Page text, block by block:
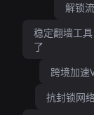
解锁
稳定翻墙工
了
跨境加
抗封锁网